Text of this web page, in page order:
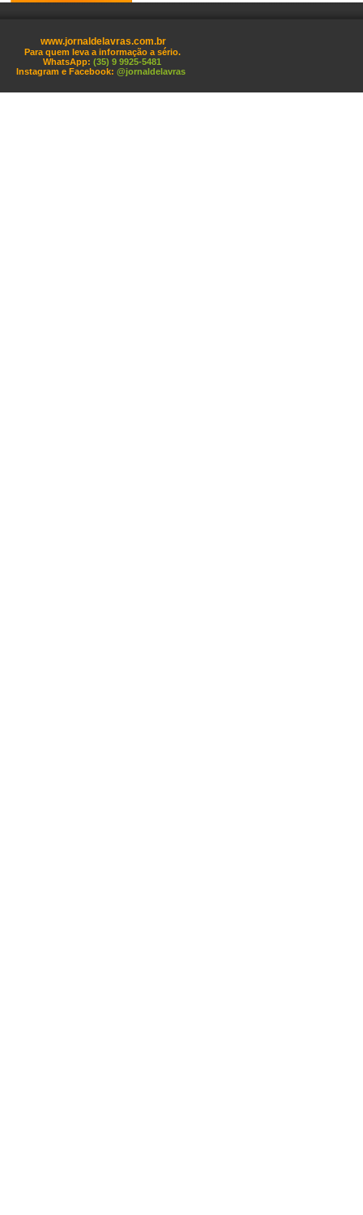
www.jornaldelavras.com.br
Para quem leva a informação a sério.
WhatsApp: (35) 9 9925-5481
Instagram e Facebook: @jornaldelavras